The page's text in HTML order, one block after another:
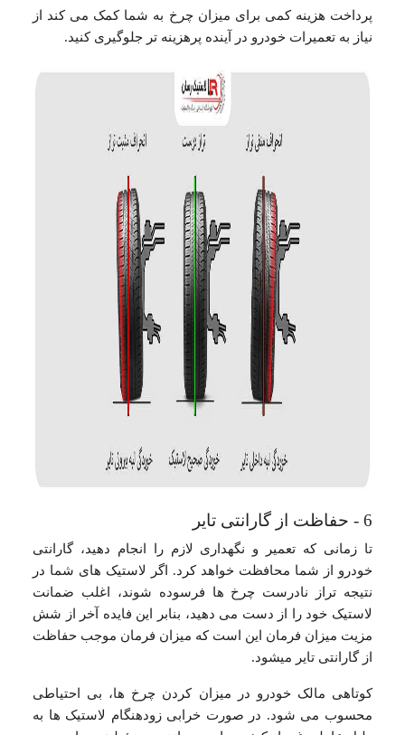
پرداخت هزینه کمی برای میزان چرخ به شما کمک می کند از
نیاز به تعمیرات خودرو در آینده پرهزینه تر جلوگیری کنید.
6 - حفاظت از گارانتی تایر
تا زمانی که تعمیر و نگهداری لازم را انجام دهید، گارانتی
خودرو از شما محافظت خواهد کرد. اگر لاستیک های شما در
نتیجه تراز نادرست چرخ ها فرسوده شوند، اغلب ضمانت
لاستیک خود را از دست می دهید، بنابر این فایده آخر از شش
مزیت میزان فرمان این است که میزان فرمان موجب حفاظت
از گارانتی تایر میشود.
کوتاهی مالک خودرو در میزان کردن چرخ ها، بی احتیاطی
محسوب می شود. در صورت خرابی زودهنگام لاستیک ها به